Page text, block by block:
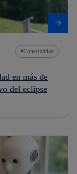
Conectividad
en más de
del eclipse